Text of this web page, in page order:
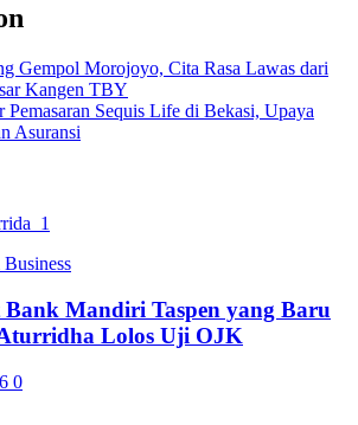
Gempol Morojoyo, Cita Rasa Lawas dari
Kangen TBY
Pemasaran Sequis Life di Bekasi, Upaya
Asuransi
Mandiri Taspen yang Baru
Lolos Uji OJK
0